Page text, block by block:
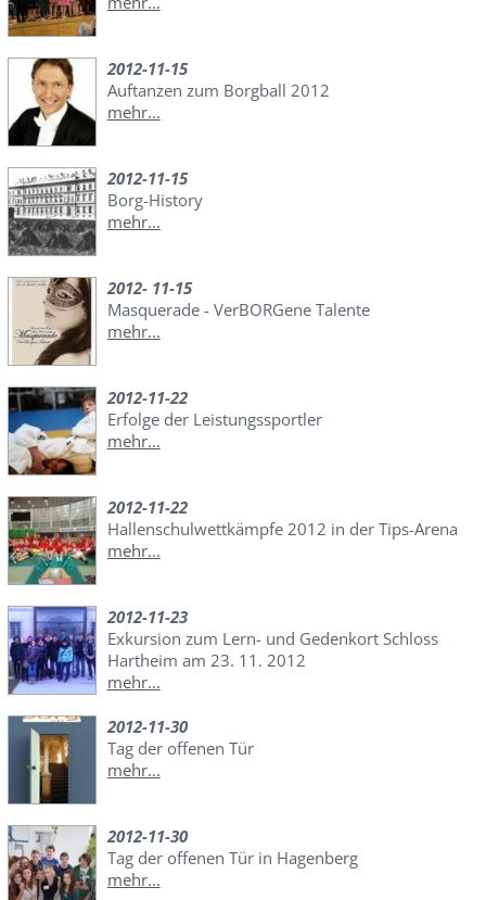
2012-11-15
Auftanzen zum Borgball 2012
mehr...
2012-11-15
Borg-History
mehr...
2012- 11-15
Masquerade - VerBORGene Talente
mehr...
2012-11-22
Erfolge der Leistungssportler
mehr...
2012-11-22
Hallenschulwettkämpfe 2012 in der Tips-Arena
mehr...
2012-11-23
Exkursion zum Lern- und Gedenkort Schloss
Hartheim am 23. 11. 2012
mehr...
2012-11-30
Tag der offenen Tür
mehr...
2012-11-30
Tag der offenen Tür in Hagenberg
mehr...